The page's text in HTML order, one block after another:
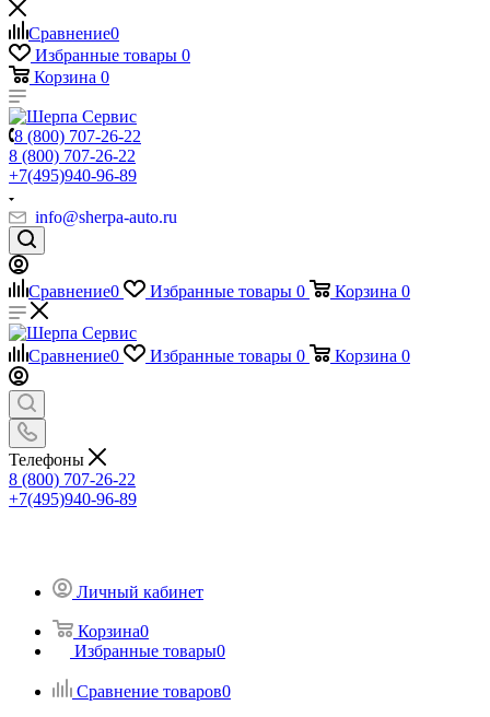
Сравнение0
Избранные товары 0
Корзина 0
8 (800) 707-26-22
8 (800) 707-26-22
+7(495)940-96-89
info@sherpa-auto.ru
Сравнение0 Избранные товары 0 Корзина 0
Сравнение0 Избранные товары 0 Корзина 0
Телефоны
8 (800) 707-26-22
+7(495)940-96-89
Личный кабинет
Корзина0
Избранные товары0
Сравнение товаров0